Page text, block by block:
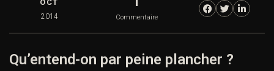
OCT
2014 Commentaire
Qu’entend-on par peine plancher ?